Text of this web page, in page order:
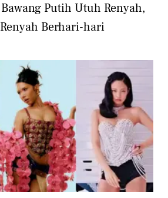
Putih Utuh Renyah,
Berhari-hari